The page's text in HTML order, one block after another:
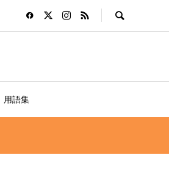
用語集